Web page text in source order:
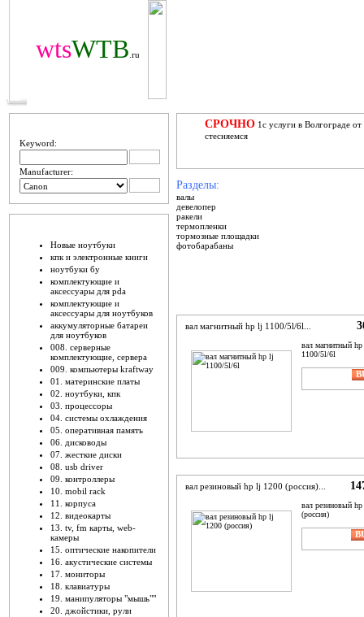
wtsWTB .ru
Keyword:
Manufacturer:
Новые ноутбуки
кпк и электронные книги
ноутбуки бу
комплектующие и
аксессуары для pda
комплектующие и
аксессуары для ноутбуков
аккумуляторные батареи
для ноутбуков
008. серверные
комплектующие, сервера
009. компьютеры kraftway
01. материнские платы
02. ноутбуки, кпк
03. процессоры
04. системы охлаждения
05. оперативная память
06. дисководы
07. жесткие диски
08. usb driver
09. контроллеры
10. mobil rack
11. корпуса
12. видеокарты
13. tv, fm карты, web-
камеры
15. оптические накопители
16. акустические системы
17. мониторы
18. клавиатуры
19. манипуляторы "мышь""
20. джойстики, рули
СРОЧНО 1с услуги в Волгограде
стесняемся
Разделы:
валы
девелопер
ракели
термопленки
тормозные площадки
фотобарабаны
вал магнитный hp lj 1100/5l/6l...
вал магнитный
1100/5l/6l
вал резиновый hp lj 1200 (россия)...
вал резиновый
(россия)